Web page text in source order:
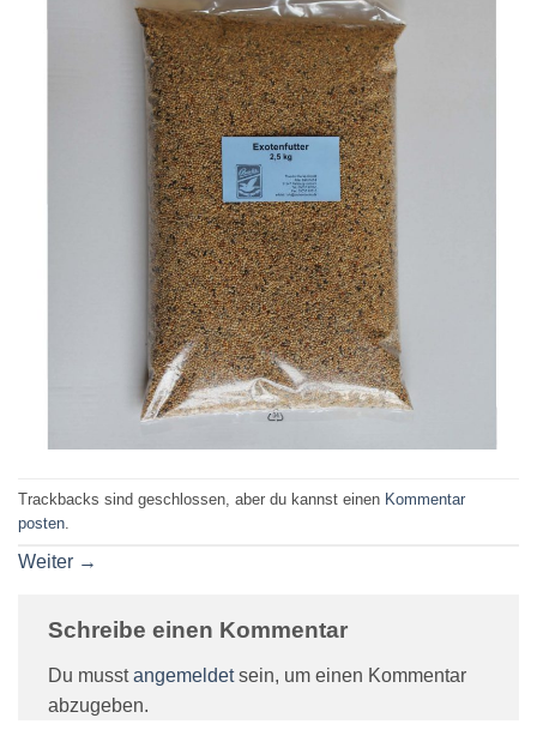
Trackbacks sind geschlossen, aber du kannst einen Kommentar
posten
Weiter →
Schreibe einen Kommentar
Du musstangemeldetsein, um einen Kommentar
abzugeben.